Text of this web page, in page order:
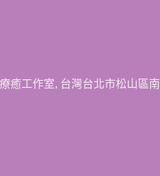
癒工作室, 台灣台北市松山區